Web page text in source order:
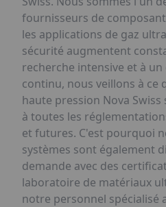
fournisseurs de
les applications de gaz
sécurité augmentent
recherche intensive et à
continu, nous veillons à ce
haute pression Nova
à toutes les
et futures. C'est pourquoi
systèmes sont également
demande avec des
laboratoire de matériaux
notre personnel spécialisé